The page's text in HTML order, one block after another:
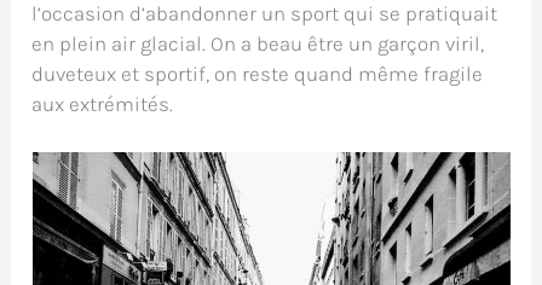
l’occasion d’abandonner un sport qui se pratiquait
en plein air glacial. On a beau être un garçon viril,
duveteux et sportif, on reste quand même fragile
aux extrémités.